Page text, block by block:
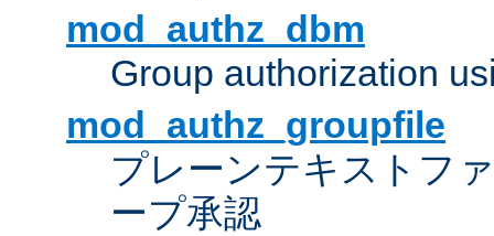
mod_authz_dbm
Group authorization
mod_authz_groupfile
プレーンテキストフ
ープ承認